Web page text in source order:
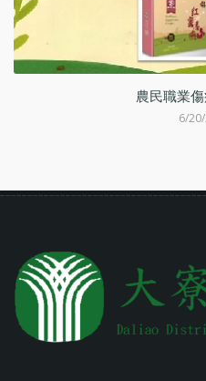
農民職業
6/